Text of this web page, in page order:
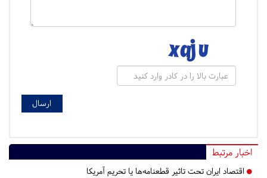
اخبار مرتبط
اقتصاد ایران تحت تاثیر قطعنامه‌ها یا تحریم‌ آمریکا